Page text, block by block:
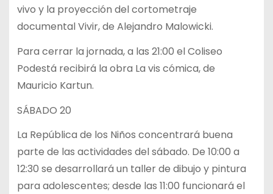
vivo y la proyección del cortometraje
documental Vivir, de Alejandro Malowicki.
Para cerrar la jornada, a las 21:00 el Coliseo
Podestá recibirá la obra La vis cómica, de
Mauricio Kartun.
SÁBADO 20
La República de los Niños concentrará buena
parte de las actividades del sábado. De 10:00 a
12:30 se desarrollará un taller de dibujo y pintura
para adolescentes; desde las 11:00 funcionará el